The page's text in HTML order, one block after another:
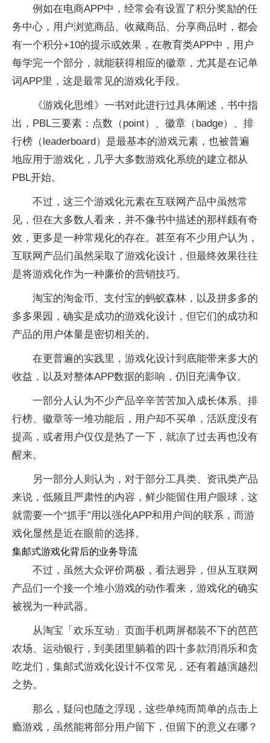
例如在电商APP中，经常会有设置了积分奖励的任
务中心，用户浏览商品、收藏商品、分享商品时，都会
有一个积分+10的提示或效果，在教育类APP中，用户
每学完一个部分，就能获得相应的徽章，尤其是在记单
词APP里，这是最常见的游戏化手段。
《游戏化思维》一书对此进行过具体阐述，书中指
出，PBL三要素：点数（point）、徽章（badge）、排
行榜（leaderboard）是最基本的游戏元素，也被普遍
地应用于游戏化，几乎大多数游戏化系统的建立都从
PBL开始。
不过，这三个游戏化元素在互联网产品中虽然常
见，但在大多数人看来，并不像书中描述的那样颇有奇
效，更多是一种常规化的存在。甚至有不少用户认为，
互联网产品们虽然采取了游戏化设计，但最终效果往往
是将游戏化作为一种廉价的营销技巧。
淘宝的淘金币、支付宝的蚂蚁森林，以及拼多多的
多多果园，确实是成功的游戏化设计，但它们的成功和
产品的用户体量是密切相关的。
在更普遍的实践里，游戏化设计到底能带来多大的
收益，以及对整体APP数据的影响，仍旧充满争议。
一部分人认为不少产品辛辛苦苦加入成长体系、排
行榜、徽章等一堆功能后，用户却不买单，活跃度没有
提高，或者用户仅仅是热了一下，就凉了过去再也没有
醒来。
另一部分人则认为，对于部分工具类、资讯类产品
来说，低频且严肃性的内容，鲜少能留住用户眼球，这
就需要一个“抓手”用以强化APP和用户间的联系，而游
戏化显然是近在眼前的选择。
集邮式游戏化背后的业务导流
不过，虽然大众评价两极，看法迥异，但从互联网
产品们一个接一个堆小游戏的动作看来，游戏化的确实
被视为一种武器。
从淘宝「欢乐互动」页面手机两屏都装不下的芭芭
农场、运动银行，到美团里躺着的四十多款消消乐和贪
吃龙们，集邮式游戏化设计不仅常见，还有着越演越烈
之势。
那么，疑问也随之浮现，这些单纯而简单的点击上
瘾游戏，虽然能将部分用户留下，但留下的意义在哪？